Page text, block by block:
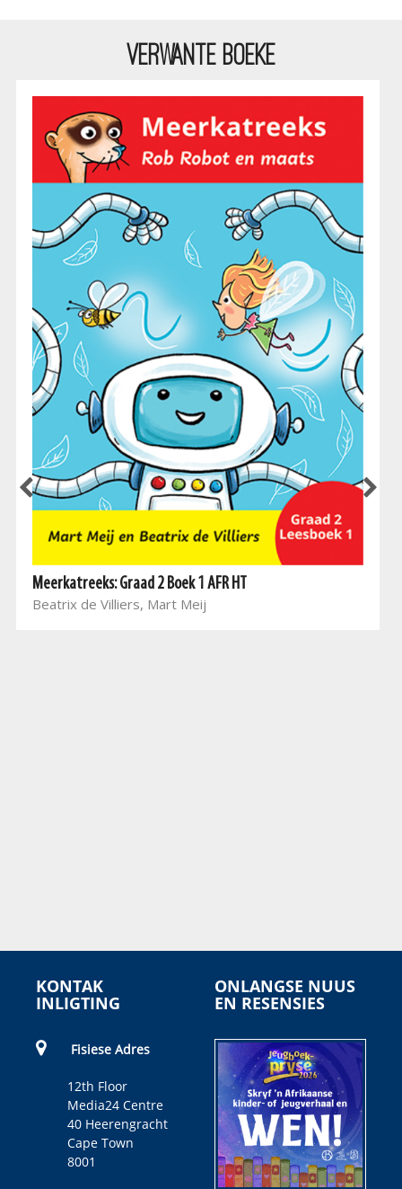
VERWANTE BOEKE
Meerkatreeks: Graad 2 Boek 1 AFR HT
Beatrix de Villiers, Mart Meij
KONTAK
INLIGTING
Fisiese Adres
12th Floor
Media24 Centre
40 Heerengracht
Cape Town
8001
ONLANGSE NUUS
EN RESENSIES